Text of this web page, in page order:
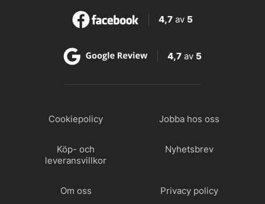
4,7 av 5
4,7 av 5
Cookiepolicy Jobba hos oss
Köp- och
leveransvillkor
Nyhetsbrev
Om oss Privacy policy